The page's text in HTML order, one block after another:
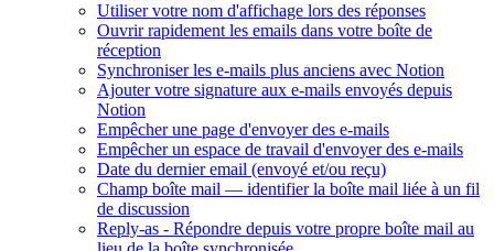
Utiliser votre nom d'affichage lors des réponses
Ouvrir rapidement les emails dans votre boîte de
réception
Synchroniser les e-mails plus anciens avec Notion
Ajouter votre signature aux e-mails envoyés depuis
Notion
Empêcher une page d'envoyer des e-mails
Empêcher un espace de travail d'envoyer des e-mails
Date du dernier email (envoyé et/ou reçu)
Champ boîte mail — identifier la boîte mail liée à un fil
de discussion
Reply-as - Répondre depuis votre propre boîte mail au